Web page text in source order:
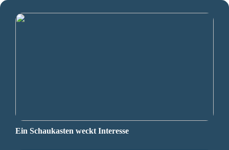
Ein Schaukasten weckt Interesse